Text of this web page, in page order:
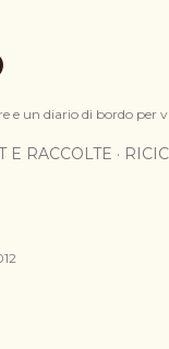
e un diario di bordo per
E RACCOLTE